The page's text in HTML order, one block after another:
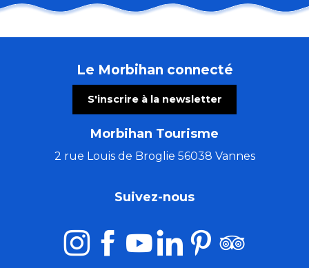
Concert musique baroque : rossignol en amour
Atelier créatif avec Cécile White - Empreinte
Morgan of Glencoe, chant & harpe celtique.
Les Ateliers bois de l'été (5 à 7 ans)
Tournoi de jeu vidéo écran géant : buissons
Barbecue Guinguette
Le Morbihan connecté
S'inscrire à la newsletter
Morbihan Tourisme
2 rue Louis de Broglie 56038 Vannes
Suivez-nous